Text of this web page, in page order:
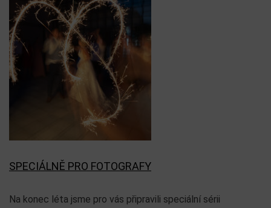
SPECIÁLNĚ PRO FOTOGRAFY
Na konec léta jsme pro vás připravili speciální sérii